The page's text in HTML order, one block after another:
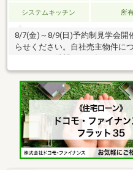
システムキッチン 所
8/7(金)～8/9(日)予約制見学会開
らせください。自社売主物件に
震補強工事●標準シロアリ防除
検、設備点検●外構・外装駐車
りシステムキッチン交換、ユニ
化粧台交換●内装間取変更、玄
換、床材上張り、シューズボッ
設備給湯器交換、インターホン
交換【おすすめポイント